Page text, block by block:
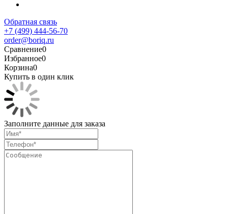
Обратная связь
+7 (499) 444-56-70
order@boriq.ru
Сравнение0
Избранное0
Корзина0
Купить в один клик
Заполните данные для заказа